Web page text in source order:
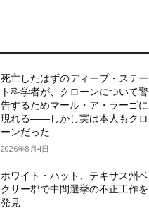
死亡したはずのディープ・ステー
ト科学者が、クローンについて警
告するためマール・ア・ラーゴに
現れる――しかし実は本人もクロ
ーンだった
2026年8月4日
ホワイト・ハット、テキサス州ベ
クサー郡で中間選挙の不正工作を
発見